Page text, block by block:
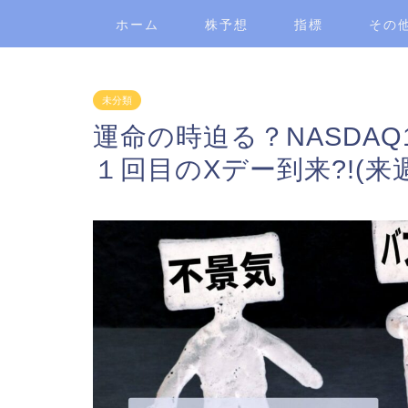
ホーム 株予想 指標 その
未分類
運命の時迫る？
１回目のXデー到来?!(来